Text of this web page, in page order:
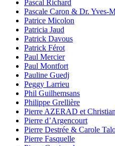
Pascal Richard
Pascale Caron & Dr. Yves-
Patrice Micolon
Patricia Jaud
Patrick Davous
Patrick Férot
Paul Mercier
Paul Montfort
Pauline Guedj
Peggy Larrieu
Phil Guilhemsans
Philippe Grellière
Pierre AZERAD et
Pierre d’Argencourt
Pierre Destrée & Carole
Pierre Fasquelle